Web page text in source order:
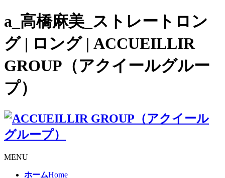
a_高橋麻美_ストレートロン
グ | ロング | ACCUEILLIR
GROUP（アクイールグルー
プ）
MENU
ホームHome